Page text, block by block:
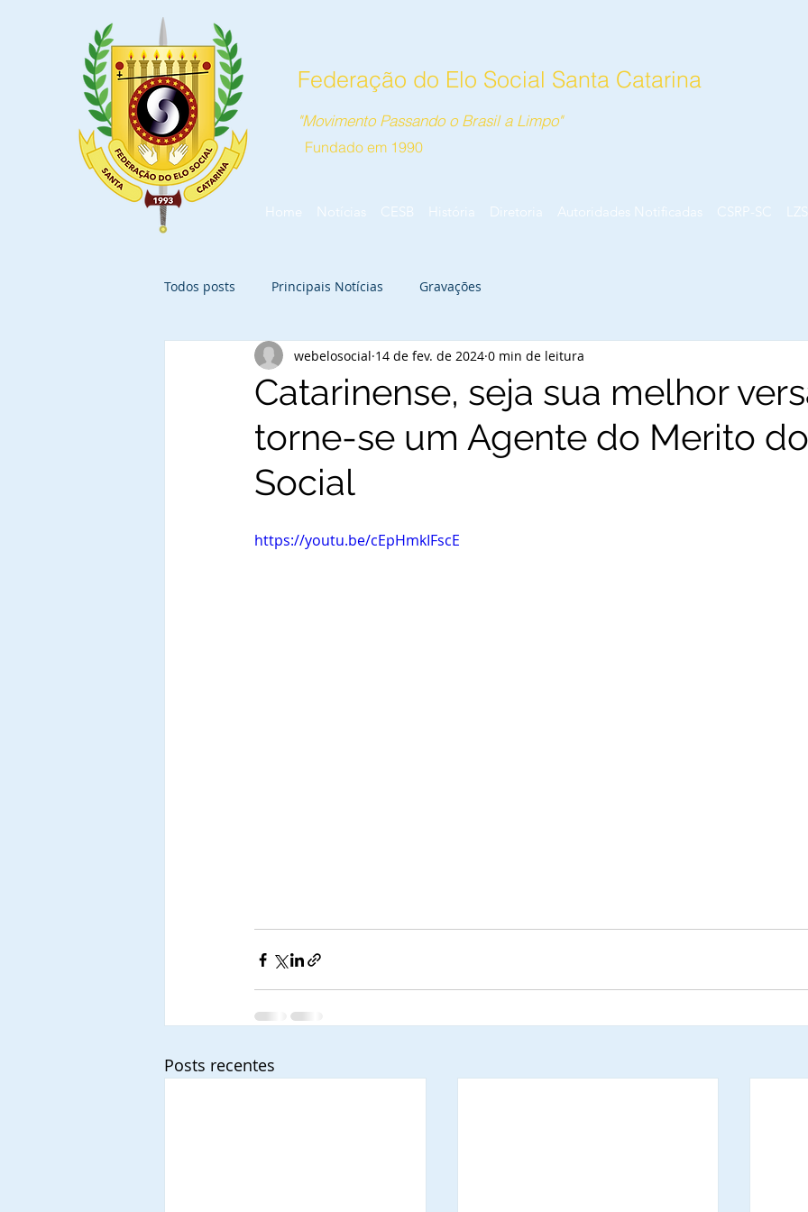
Federação do Elo Social Santa Catarina
"Movimento Passando o Brasil a Limpo"
Fundado em 1990
Home Notícias CESB História Diretoria Autoridades Notificadas CSRP-SC
Todos posts Principais Notícias Gravações
Catarinense, seja sua melhor
torne-se um Agente do Merito
Social
webelosocial 14 de fev. de 2024 0 min de leitura
https://youtu.be/cEpHmkIFscE
Posts recentes